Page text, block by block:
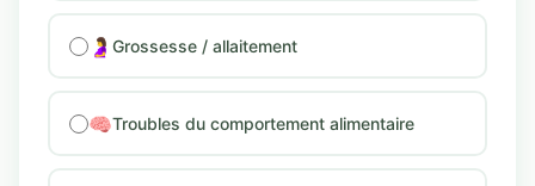
🤰 Grossesse / allaitement
🧠Troubles du comportement alimentaire